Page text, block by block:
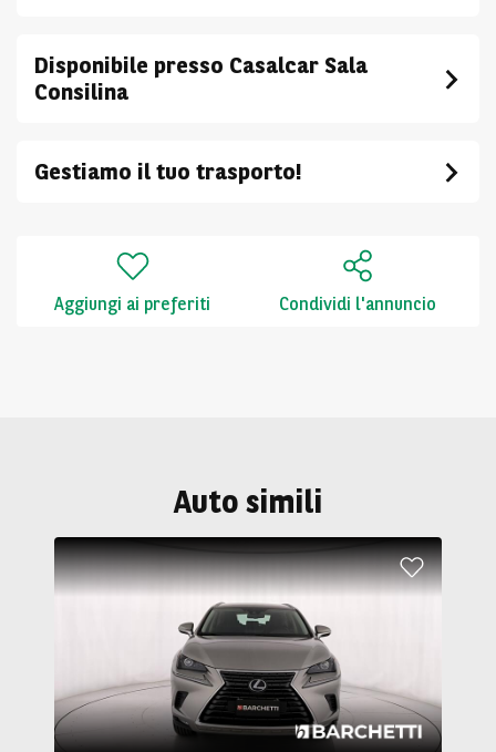
Disponibile presso Casalcar Sala
Consilina
Gestiamo il tuo trasporto!
Aggiungi ai preferiti Condividi l'annuncio
Auto simili